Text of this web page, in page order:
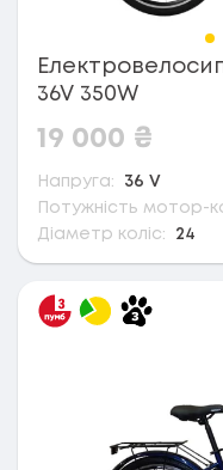
36V 350W
19 000 ₴
Напруга:
36 V
Потужність мотор-
Діаметр коліс:
24